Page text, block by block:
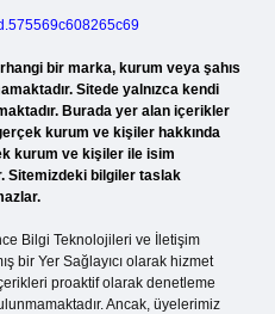
bir marka, kurum veya şahıs
Sitede yalnızca kendi
Burada yer alan içerikler
kurum ve kişiler hakkında
kurum ve kişiler ile isim
Sitemizdeki bilgiler taslak
Bilgi Teknolojileri ve İletişim
bir Yer Sağlayıcı olarak hizmet
proaktif olarak denetleme
Ancak, üyelerimiz